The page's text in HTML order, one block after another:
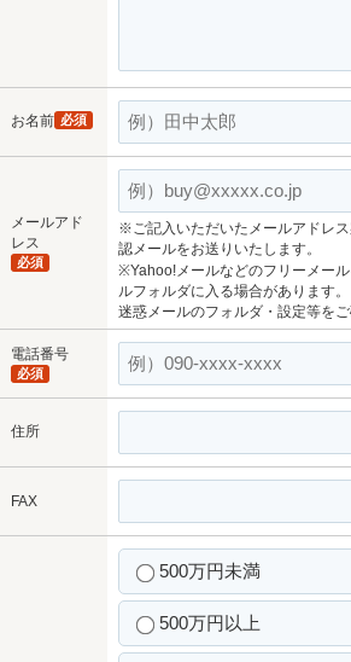
お名前 必須
メールアド
レス
必須
※ご記入いただいたメールアドレ
認メールをお送りいたします。
※Yahoo!メールなどのフリーメー
ルフォルダに入る場合があります。
迷惑メールのフォルダ・設定等をご
電話番号
必須
住所
FAX
500万円未満
500万円以上